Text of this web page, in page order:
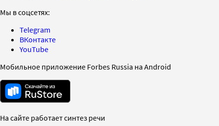
Мы в соцсетях:
Telegram
ВКонтакте
YouTube
Мобильное приложение Forbes Russia на Android
На сайте работает синтез речи